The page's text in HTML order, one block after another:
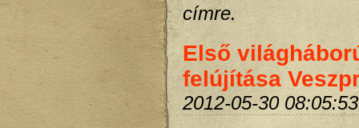
címre.
Első
felújítása
2012-05-30 08:05:53